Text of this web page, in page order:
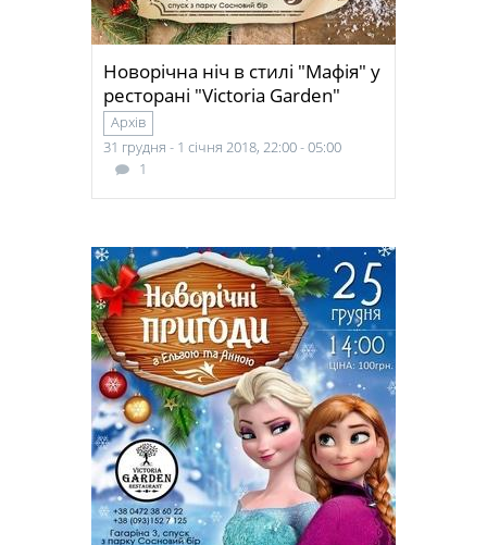
Новорічна ніч в стилі "Мафія" у
ресторані "Victoria Garden"
Архів
31 грудня - 1 січня 2018, 22:00 - 05:00
1